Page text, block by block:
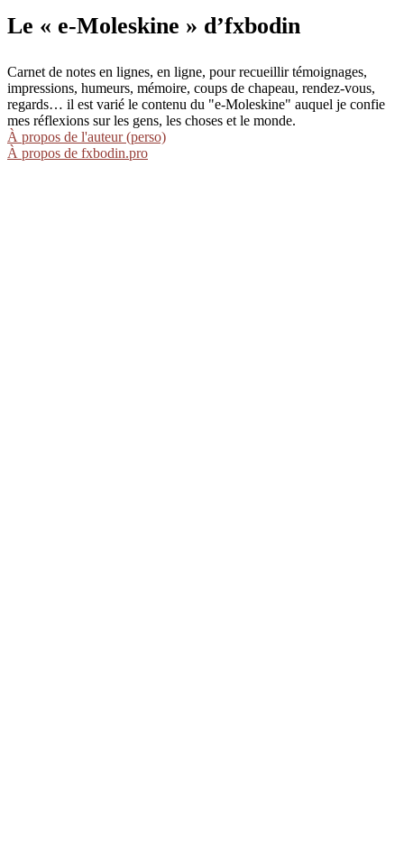
Le « e-Moleskine » d’fxbodin
Carnet de notes en lignes, en ligne, pour recueillir témoignages,
impressions, humeurs, mémoire, coups de chapeau, rendez-vous,
regards… il est varié le contenu du "e-Moleskine" auquel je confie
mes réflexions sur les gens, les choses et le monde.
À propos de l'auteur (perso)
À propos de fxbodin.pro